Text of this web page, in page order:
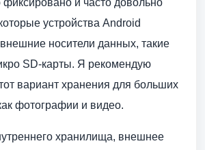
устройства Android
носители данных, такие
SD-карты. Я рекомендую
вариант хранения для больших
фотографии и видео.
хранилища, внешнее